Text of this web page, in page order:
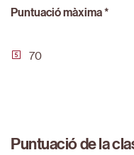
Puntuació màxima *
70
Puntuació de la